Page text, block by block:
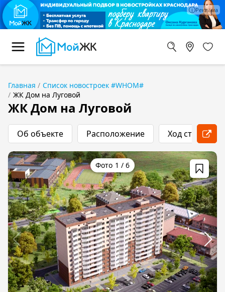
Главная
Список новостроек #WHOM#
ЖК Дом на Луговой
ЖК Дом на Луговой
Об объекте Расположение Ход
1 / 6